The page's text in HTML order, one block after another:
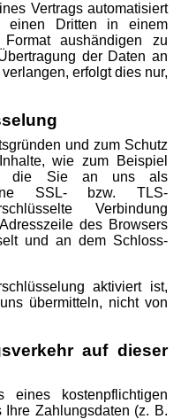
Vertrags automatisiert
einen Dritten in einem
Format aushändigen zu
der Daten an
erfolgt dies nur,
und zum Schutz
wie zum Beispiel
die Sie an uns als
SSL- bzw. TLS-
Verbindung
des Browsers
und an dem Schloss-
aktiviert ist,
übermitteln, nicht von
auf dieser
eines kostenpflichtigen
Ihre Zahlungsdaten (z. B.